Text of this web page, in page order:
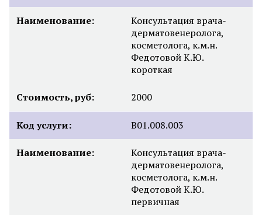
Наименование:
Консультация врача-
дерматовенеролога,
косметолога, к.м.н.
Федотовой К.Ю.
короткая
Стоимость, руб: 2000
Код услуги: B01.008.003
Наименование:
Консультация врача-
дерматовенеролога,
косметолога, к.м.н.
Федотовой К.Ю.
первичная